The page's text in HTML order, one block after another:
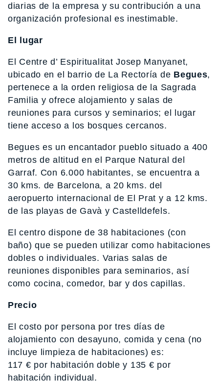
diarias de la empresa y su contribución a una
organización profesional es inestimable.
El lugar
El Centre d’ Espiritualitat Josep Manyanet,
ubicado en el barrio de La Rectoría de Begues,
pertenece a la orden religiosa de la Sagrada
Familia y ofrece alojamiento y salas de
reuniones para cursos y seminarios; el lugar
tiene acceso a los bosques cercanos.
Begues es un encantador pueblo situado a 400
metros de altitud en el Parque Natural del
Garraf. Con 6.000 habitantes, se encuentra a
30 kms. de Barcelona, a 20 kms. del
aeropuerto internacional de El Prat y a 12 kms.
de las playas de Gavà y Castelldefels.
El centro dispone de 38 habitaciones (con
baño) que se pueden utilizar como habitaciones
dobles o individuales. Varias salas de
reuniones disponibles para seminarios, así
como cocina, comedor, bar y dos capillas.
Precio
El costo por persona por tres días de
alojamiento con desayuno, comida y cena (no
incluye limpieza de habitaciones) es:
117 € por habitación doble y 135 € por
habitación individual.